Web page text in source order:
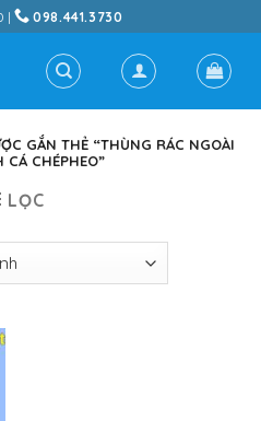
| 098.441.3730
GẮN THẺ “THÙNG RÁC NGOÀI
CHÉPHEO”
LỌC